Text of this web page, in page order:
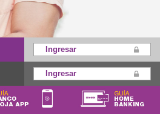
Ingresar
Ingresar